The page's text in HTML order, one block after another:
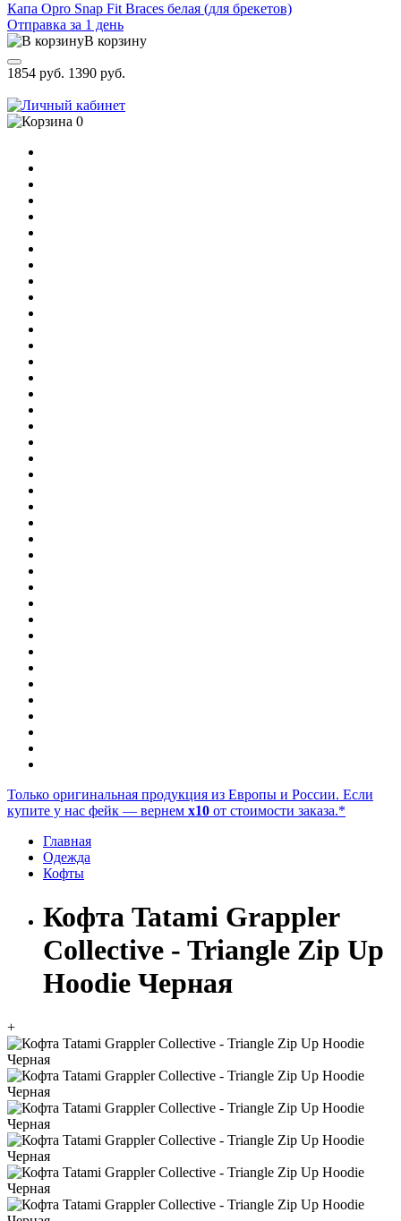
Капа Opro Snap Fit Braces белая (для брекетов)
Отправка за 1 день
В корзину
1854 руб. 1390 руб.
0
Только оригинальная продукция из Европы и России. Если
купите у нас фейк — вернем x10 от стоимости заказа.*
Главная
Одежда
Кофты
Кофта Tatami Grappler
Collective - Triangle Zip Up
Hoodie Черная
+